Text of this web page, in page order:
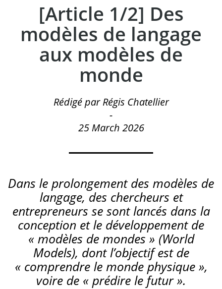
[Article 1/2] Des
modèles de langage
aux modèles de
monde
Rédigé par Régis Chatellier
-
25 March 2026
Dans le prolongement des modèles de
langage, des chercheurs et
entrepreneurs se sont lancés dans la
conception et le développement de
« modèles de mondes » (World
Models), dont l’objectif est de
« comprendre le monde physique »,
voire de « prédire le futur ».